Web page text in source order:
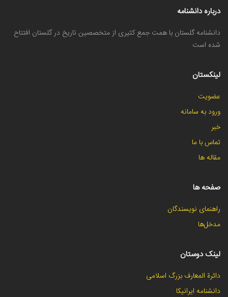
درباره دانشنامه
دانشنامه گلستان با همت جمع کثیری از متخصصین تاریخ در گلستان افتتاح
شده است
لینکستان
عضویت
ورود به سامانه
خبر
تماس با ما
مقاله ها
صفحه ها
راهنمای نویسندگان
مدخل‌ها
لینک دوستان
دائرة المعارف بزرگ اسلامی
دانشنامه ایرانیکا